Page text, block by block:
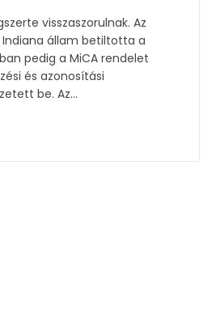
visszaszorulnak. Az
Indiana állam betiltotta a
pedig a MiCA rendelet
és azonosítási
követelményeket vezetett be. Az...